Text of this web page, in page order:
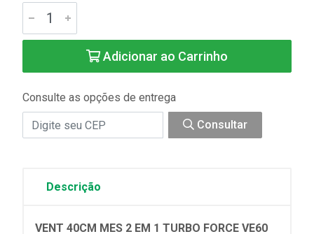
Adicionar ao Carrinho
Consulte as opções de entrega
Consultar
Descrição
VENT 40CM MES 2 EM 1 TURBO FORCE VE60